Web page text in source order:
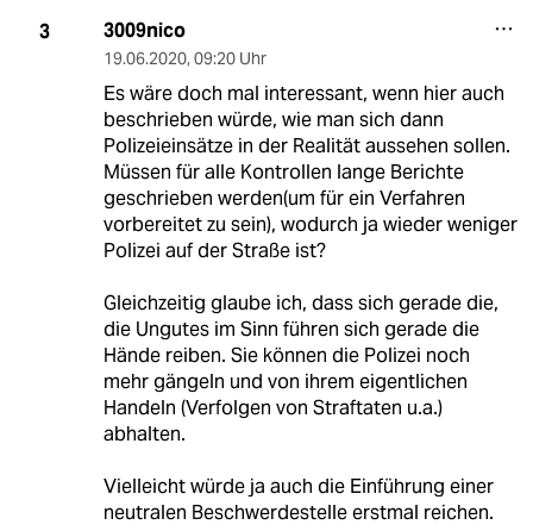
3 3009nico
19.06.2020, 09:20 Uhr
Es wäre doch mal interessant, wenn hier auch
beschrieben würde, wie man sich dann
Polizeieinsätze in der Realität aussehen sollen.
Müssen für alle Kontrollen lange Berichte
geschrieben werden(um für ein Verfahren
vorbereitet zu sein), wodurch ja wieder weniger
Polizei auf der Straße ist?
Gleichzeitig glaube ich, dass sich gerade die,
die Ungutes im Sinn führen sich gerade die
Hände reiben. Sie können die Polizei noch
mehr gängeln und von ihrem eigentlichen
Handeln (Verfolgen von Straftaten u.a.)
abhalten.
Vielleicht würde ja auch die Einführung einer
neutralen Beschwerdestelle erstmal reichen.